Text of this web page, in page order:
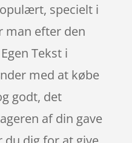
specielt i
man efter den
Tekst i
med at købe
godt, det
af din gave